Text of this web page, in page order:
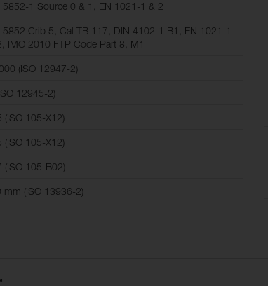
5852-1 Source 0 & 1, EN 1021-1 & 2
5852 Crib 5, Cal TB 117, DIN 4102-1 B1, EN 1021-1
IMO 2010 FTP Code Part 8, M1
(ISO 12947-2)
12945-2)
(ISO 105-X12)
(ISO 105-X12)
(ISO 105-B02)
mm (ISO 13936-2)